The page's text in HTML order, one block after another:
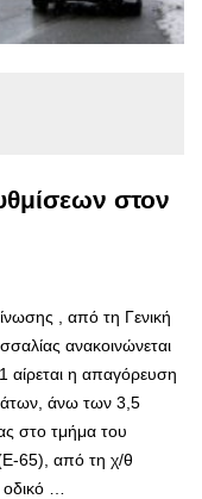
στον
, από τη Γενική
ανακοινώνεται
αίρεται η απαγόρευση
άνω των 3,5
στο τμήμα του
65), από τη χ/θ
…